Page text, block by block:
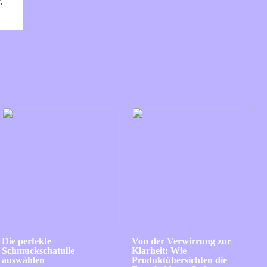
Die perfekte
Schmuckschatulle
auswählen
Von der Verwirrung zur
Klarheit: Wie
Produktübersichten die